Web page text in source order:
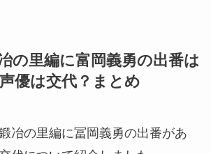
の里編に富岡義勇の出番は
優は交代？まとめ
冶の里編に冨岡義勇の出番があ